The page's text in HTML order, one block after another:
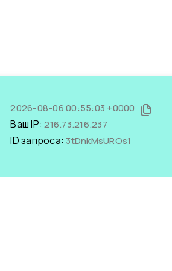
2026-08-06 00:55:03 +0000
Ваш IP:216.73.216.237
ID запроса: 3tDnkMsUROs1